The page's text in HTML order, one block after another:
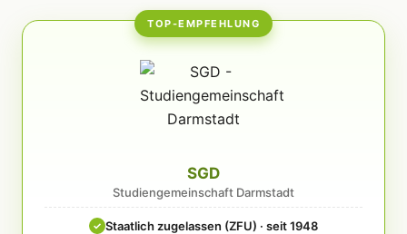
TOP-EMPFEHLUNG
SGD
Studiengemeinschaft Darmstadt
✓ Staatlich zugelassen (ZFU) · seit 1948